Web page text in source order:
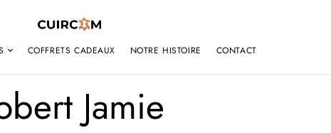
COFFRETS CADEAUX NOTRE HISTOIRE CONTACT
Jamie